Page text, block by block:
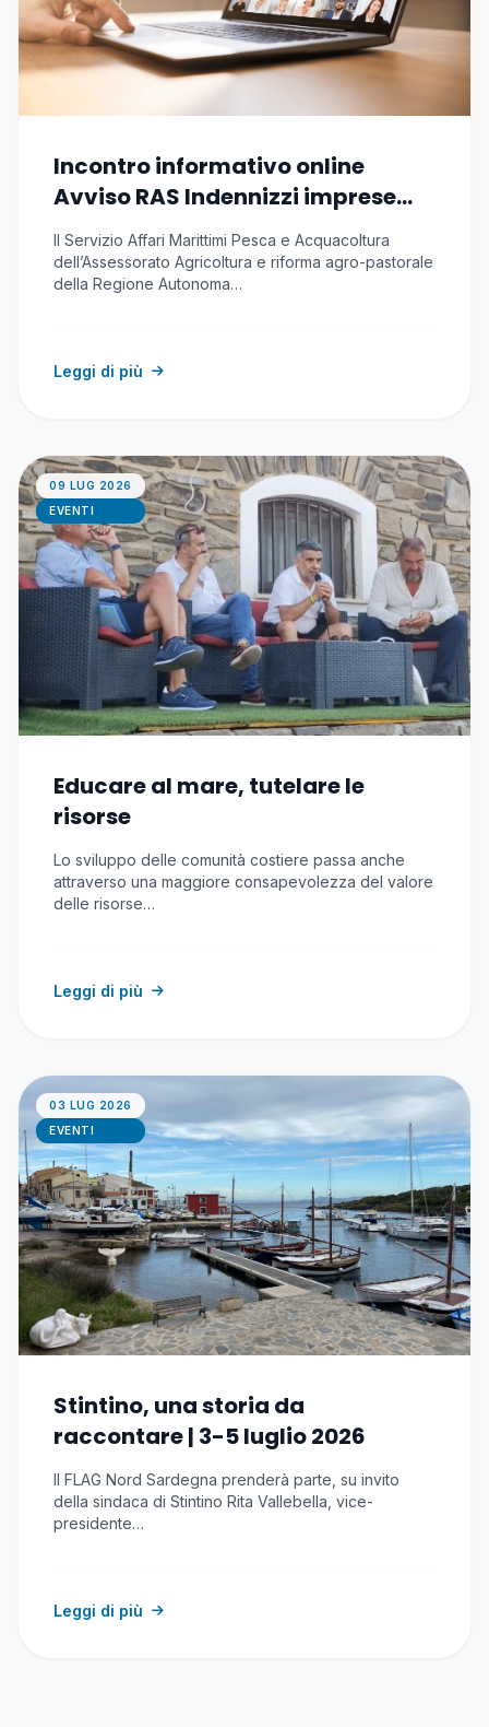
Incontro informativo online
Avviso RAS Indennizzi imprese
pesca e acquacoltura causa
conflitto
Il Servizio Affari Marittimi Pesca e Acquacoltura
dell’Assessorato Agricoltura e riforma agro-pastorale
della Regione Autonoma…
Leggi di più
09 LUG 2026
EVENTI
Educare al mare, tutelare le
risorse
Lo sviluppo delle comunità costiere passa anche
attraverso una maggiore consapevolezza del valore
delle risorse…
Leggi di più
03 LUG 2026
EVENTI
Stintino, una storia da
raccontare | 3-5 luglio 2026
Il FLAG Nord Sardegna prenderà parte, su invito
della sindaca di Stintino Rita Vallebella, vice-
presidente…
Leggi di più